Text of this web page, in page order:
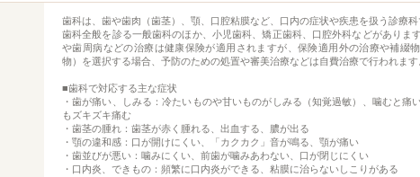
歯科は、歯や歯肉（歯茎）、顎、口腔粘膜など、口内の症状や疾患を扱う診療
歯科全般を診る一般歯科のほか、小児歯科、矯正歯科、口腔外科などがありま
や歯周病などの治療は健康保険が適用されますが、保険適用外の治療や補綴
物）を選択する場合、予防のための処置や審美治療などは自費治療で行われます
■歯科で対応する主な症状
・歯が痛い、しみる：冷たいものや甘いものがしみる（知覚過敏）、噛むと痛
もズキズキ痛む
・歯茎の腫れ：歯茎が赤く腫れる、出血する、膿が出る
・顎の違和感：口が開けにくい、「カクカク」音が鳴る、顎が痛い
・歯並びが悪い：噛みにくい、前歯が噛みあわない、口が閉じにくい
・口内炎、できもの：頻繁に口内炎ができる、粘膜に治らないしこりがある